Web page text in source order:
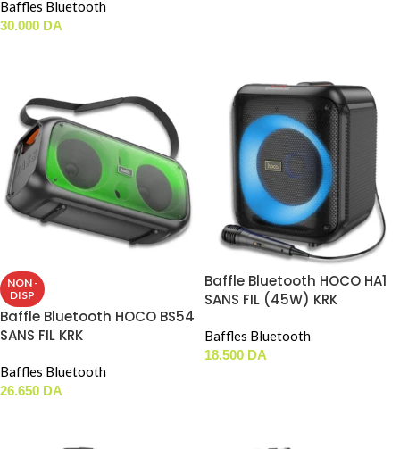
Baffles Bluetooth
30.000 DA
NON -
DISP
Baffle Bluetooth HOCO BS54
SANS FIL KRK
Baffles Bluetooth
26.650 DA
Baffle Bluetooth HOCO HA1
SANS FIL (45W) KRK
Baffles Bluetooth
18.500 DA